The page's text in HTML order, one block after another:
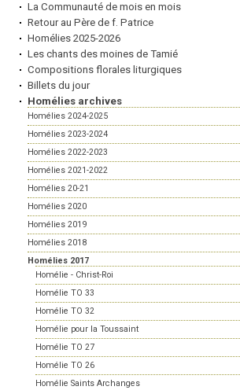
La Communauté de mois en mois
Retour au Père de f. Patrice
Homélies 2025-2026
Les chants des moines de Tamié
Compositions florales liturgiques
Billets du jour
Homélies archives
Homélies 2024-2025
Homélies 2023-2024
Homélies 2022-2023
Homélies 2021-2022
Homélies 20-21
Homélies 2020
Homélies 2019
Homélies 2018
Homélies 2017
Homélie - Christ-Roi
Homélie TO 33
Homélie TO 32
Homélie pour la Toussaint
Homélie TO 27
Homélie TO 26
Homélie Saints Archanges